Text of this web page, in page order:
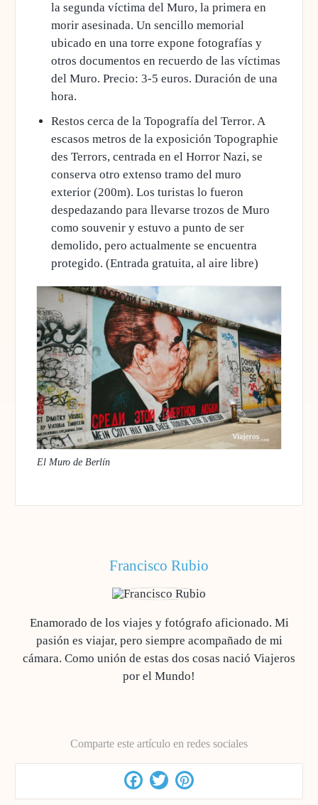
la segunda víctima del Muro, la primera en
morir asesinada. Un sencillo memorial
ubicado en una torre expone fotografías y
otros documentos en recuerdo de las víctimas
del Muro. Precio: 3-5 euros. Duración de una
hora.
Restos cerca de la Topografía del Terror. A
escasos metros de la exposición Topographie
des Terrors, centrada en el Horror Nazi, se
conserva otro extenso tramo del muro
exterior (200m). Los turistas lo fueron
despedazando para llevarse trozos de Muro
como souvenir y estuvo a punto de ser
demolido, pero actualmente se encuentra
protegido. (Entrada gratuita, al aire libre)
El Muro de Berlín
Francisco Rubio
Enamorado de los viajes y fotógrafo aficionado. Mi
pasión es viajar, pero siempre acompañado de mi
cámara. Como unión de estas dos cosas nació Viajeros
por el Mundo!
Comparte este artículo en redes sociales
Facebook
Twitter